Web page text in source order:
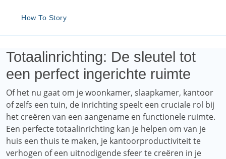
How To Story
Totaalinrichting: De sleutel tot
een perfect ingerichte ruimte
Of het nu gaat om je woonkamer, slaapkamer, kantoor
of zelfs een tuin, de inrichting speelt een cruciale rol bij
het creëren van een aangename en functionele ruimte.
Een perfecte totaalinrichting kan je helpen om van je
huis een thuis te maken, je kantoorproductiviteit te
verhogen of een uitnodigende sfeer te creëren in je